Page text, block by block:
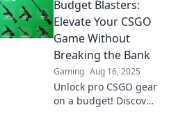
enhance your
gameplay without
emptying your wallet.
Win big and dominate
the competition
today!
Budget Blasters:
Elevate Your CSGO
Game Without
Breaking the Bank
Gaming Aug 16, 2025
Unlock pro CSGO gear
on a budget! Discover